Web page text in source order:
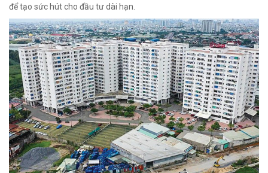
để tạo sức hút cho đầu tư dài hạn.